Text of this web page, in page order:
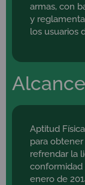
armas, con
y
los usuarios
Alcance
Aptitud
para
refrendar la
conformidad
enero de